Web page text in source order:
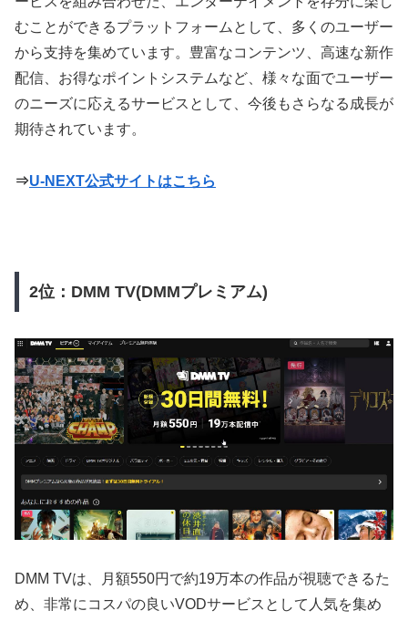
むことができるプラットフォームとして、多くのユーザー
から支持を集めています。豊富なコンテンツ、高速な新作
配信、お得なポイントシステムなど、様々な面でユーザー
のニーズに応えるサービスとして、今後もさらなる成長が
期待されています。
⇒U-NEXT公式サイトはこちら
2位：DMM TV(DMMプレミアム)
DMM TVは、月額550円で約19万本の作品が視聴できるた
め、非常にコスパの良いVODサービスとして人気を集め